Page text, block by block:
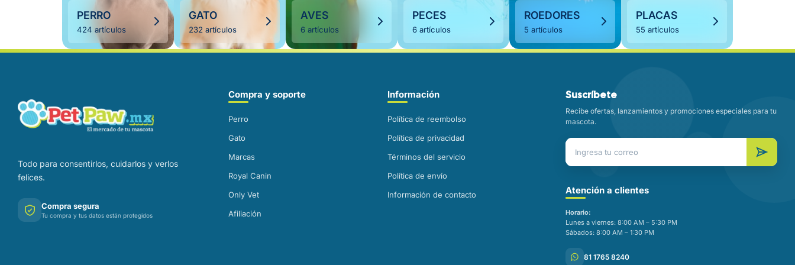
PERRO
424 artículos
GATO
232 artículos
AVES
6 artículos
PECES
6 artículos
ROEDORES
5 artículos
PLACAS
55 artículos
Todo para consentirlos, cuidarlos y verlos
felices.
Compra segura
Tu compra y tus datos están protegidos
Compra y soporte
Perro
Gato
Marcas
Royal Canin
Only Vet
Afiliación
Información
Política de reembolso
Política de privacidad
Términos del servicio
Política de envío
Información de contacto
Suscríbete
Recibe ofertas, lanzamientos y promociones especiales para tu
mascota.
Atención a clientes
Horario:
Lunes a viernes: 8:00 AM – 5:30 PM
Sábados: 8:00 AM – 1:30 PM
81 1765 8240